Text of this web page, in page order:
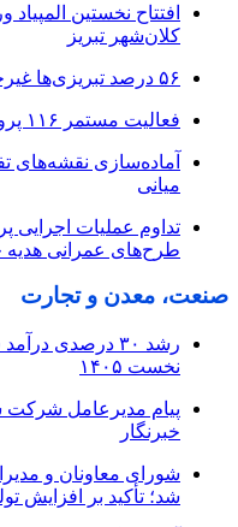
افتتاح نخستین
کلان‌شهر تبریز
۵۶ درصد تبریزی‌ها غیرحضوری با شهرداری ارتباط دارند
فعالیت مستمر ۱۱۶ پروژه عمرانی در شرایط جنگی
میانی
تداوم عملیات اجرایی
طرح‌های عمرانی هدیه
صنعت، معدن و تجارت
رشد ۳۰ درصدی
نخست ۱۴۰۵
پیام مدیرعامل شرکت
خبرنگار
شورای معاونان و
شد؛ تأکید بر افزایش